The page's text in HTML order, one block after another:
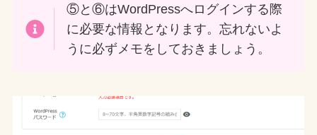
⑤と⑥はWordPressへログインする際
に必要な情報となります。忘れないよ
うに必ずメモをしておきましょう。